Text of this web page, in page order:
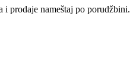
i prodaje nameštaj po porudžbini.